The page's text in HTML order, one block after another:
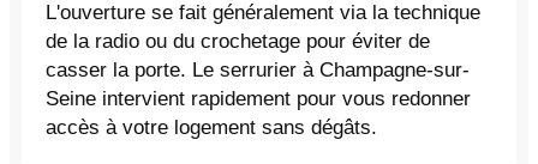
L'ouverture se fait généralement via la technique
de la radio ou du crochetage pour éviter de
casser la porte. Le serrurier à Champagne-sur-
Seine intervient rapidement pour vous redonner
accès à votre logement sans dégâts.